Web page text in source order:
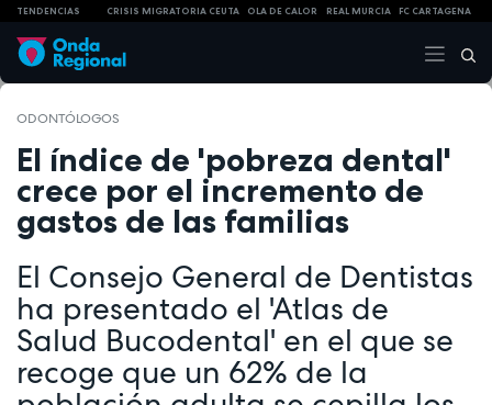
TENDENCIAS CRISIS MIGRATORIA CEUTA OLA DE CALOR REAL MURCIA FC CARTAGENA
ODONTÓLOGOS
El índice de 'pobreza dental'
crece por el incremento de
gastos de las familias
El Consejo General de Dentistas
ha presentado el 'Atlas de
Salud Bucodental' en el que se
recoge que un 62% de la